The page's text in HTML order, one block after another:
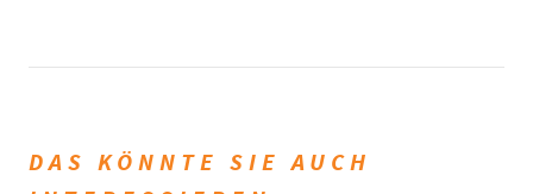
DAS KÖNNTE SIE AUCH